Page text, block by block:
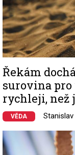
Řekám
surovina
rychleji, než
VĚDA
Image